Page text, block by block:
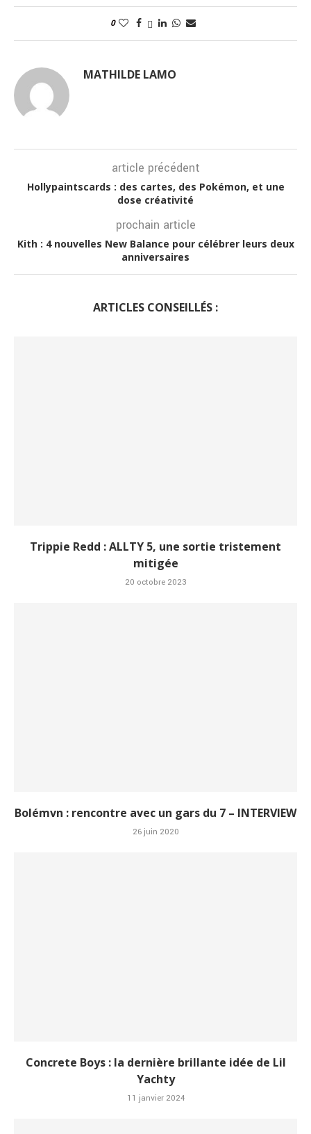
0
MATHILDE LAMO
article précédent
Hollypaintscards : des cartes, des Pokémon, et une
dose créativité
prochain article
Kith : 4 nouvelles New Balance pour célébrer leurs deux
anniversaires
ARTICLES CONSEILLÉS :
Trippie Redd : ALLTY 5, une sortie tristement
mitigée
20 octobre 2023
Bolémvn : rencontre avec un gars du 7 – INTERVIEW
26 juin 2020
Concrete Boys : la dernière brillante idée de Lil
Yachty
11 janvier 2024